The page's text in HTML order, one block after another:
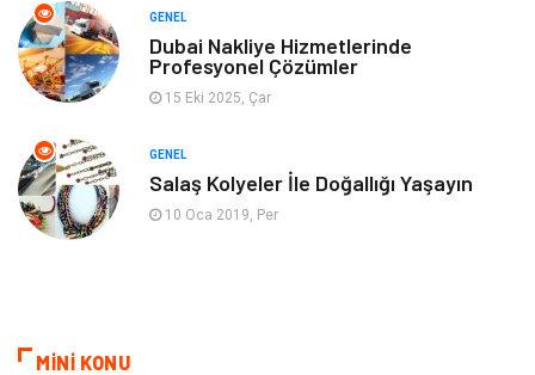
Genel Kültür
Ev İşleri
Mobilya
Astroloji
GENEL
Dubai Nakliye Hizmetlerinde
Profesyonel Çözümler
15 Eki 2025, Çar
GENEL
Salaş Kolyeler İle Doğallığı Yaşayın
10 Oca 2019, Per
MİNİ KONU